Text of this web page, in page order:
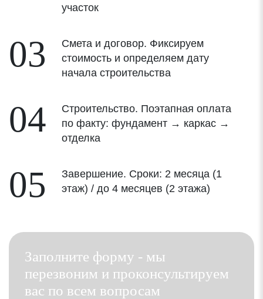
участок
03
Смета и договор. Фиксируем
стоимость и определяем дату
начала строительства
04
Строительство. Поэтапная оплата
по факту: фундамент → каркас →
отделка
05
Завершение. Сроки: 2 месяца (1
этаж) / до 4 месяцев (2 этажа)
Заполните форму - мы
перезвоним и проконсультируем
вас по всем вопросам